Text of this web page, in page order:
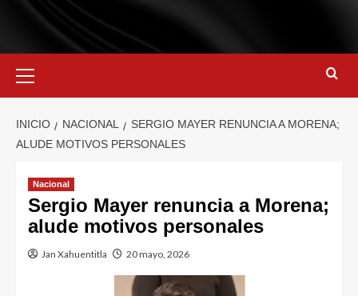
INICIO NACIONAL
SERGIO MAYER RENUNCIA A MORENA;
ALUDE MOTIVOS PERSONALES
Nacional
Sergio Mayer renuncia a Morena;
alude motivos personales
Jan Xahuentitla 20 mayo, 2026